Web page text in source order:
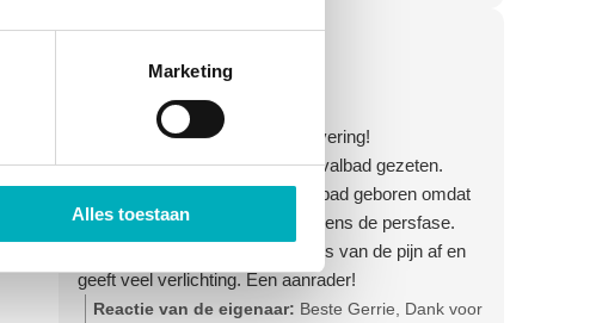
Marketing
Alles toestaan
1 maand geleden
Goede communicatie, snelle levering!
Ik heb anderhalve dag in het bevalbad gezeten.
Helaas is onze baby niet in het bad geboren omdat
ik er niet meer in kon komen tijdens de persfase.
Het bad haalt de scherpe randjes van de pijn af en
geeft veel verlichting. Een aanrader!
Reactie van de eigenaar: Beste Gerrie, Dank voor